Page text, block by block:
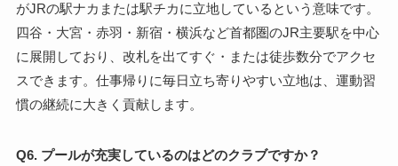
がJRの駅ナカまたは駅チカに立地しているという意味です。
四谷・大宮・赤羽・新宿・横浜など首都圏のJR主要駅を中心
に展開しており、改札を出てすぐ・または徒歩数分でアクセ
スできます。仕事帰りに毎日立ち寄りやすい立地は、運動習
慣の継続に大きく貢献します。
Q6. プールが充実しているのはどのクラブですか？